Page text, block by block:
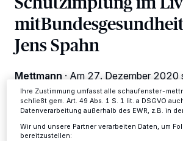
Jens Spahn
Mettmann · Am 27. Dezember 2020
bundesweit die ersten COVID-19-
damit die größte Impfkampagne in der
Deutschlands.
verarbeiten Daten, um Ihnen Dienste
Zwecke. Wenn Tracker deaktiviert sind, sind
Anzeigen möglicherweise nicht mehr so
ändern oder Ihre Einwilligung zu widerrufen,
Einstellungen oder Ablehnen am unteren Rand
Informationen finden Sie in unserer
Ihre Zustimmung umfasst alle schaufenster-
schließt gem. Art. 49 Abs. 1 S. 1 lit. a DSGVO
Datenverarbeitung außerhalb des EWR, z.B. in
Wir und unsere Partner verarbeiten Daten, um
bereitzustellen: